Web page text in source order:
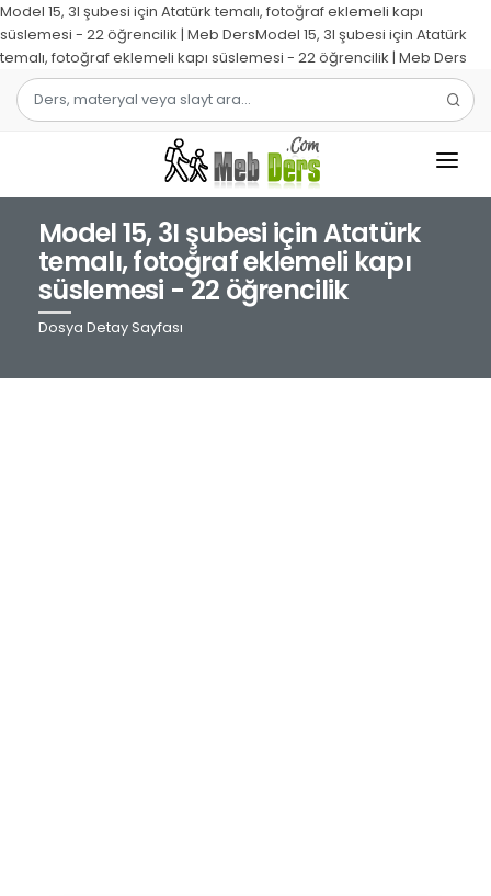
Model 15, 3I şubesi için Atatürk temalı, fotoğraf eklemeli kapı
süslemesi - 22 öğrencilik | Meb DersModel 15, 3I şubesi için Atatürk
temalı, fotoğraf eklemeli kapı süslemesi - 22 öğrencilik | Meb Ders
1.SINIF
2.SINIF
3.SINIF
4.SINIF
Model 15, 3I şubesi için Atatürk
temalı, fotoğraf eklemeli kapı
süslemesi - 22 öğrencilik
Dosya Detay Sayfası